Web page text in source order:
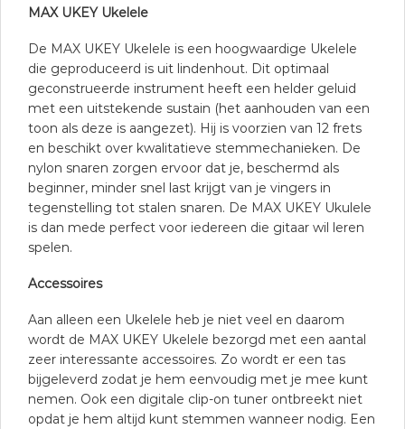
MAX UKEY Ukelele
De MAX UKEY Ukelele is een hoogwaardige Ukelele
die geproduceerd is uit lindenhout. Dit optimaal
geconstrueerde instrument heeft een helder geluid
met een uitstekende sustain (het aanhouden van een
toon als deze is aangezet). Hij is voorzien van 12 frets
en beschikt over kwalitatieve stemmechanieken. De
nylon snaren zorgen ervoor dat je, beschermd als
beginner, minder snel last krijgt van je vingers in
tegenstelling tot stalen snaren. De MAX UKEY Ukulele
is dan mede perfect voor iedereen die gitaar wil leren
spelen.
Accessoires
Aan alleen een Ukelele heb je niet veel en daarom
wordt de MAX UKEY Ukelele bezorgd met een aantal
zeer interessante accessoires. Zo wordt er een tas
bijgeleverd zodat je hem eenvoudig met je mee kunt
nemen. Ook een digitale clip-on tuner ontbreekt niet
opdat je hem altijd kunt stemmen wanneer nodig. Een